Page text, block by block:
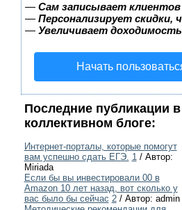
— Сам записывает
— Персонализирует скидки,
— Увеличивает
Начать
Последние публикации в
коллективном блоге:
Интернет-порталы, которые помогут
вам успешно сдать ЕГЭ. 1/ Автор:
Miriada
Если бы вы инвестировали 00 в
Amazon 10 лет назад, вот сколько у
вас было бы сейчас 2/ Автор: admin